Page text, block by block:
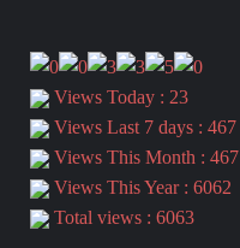
Views Today : 23
Views Last 7 days : 467
Views This Month : 467
Views This Year : 6062
Total views : 6063